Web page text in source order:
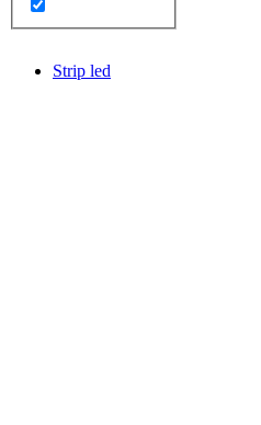
Strip led